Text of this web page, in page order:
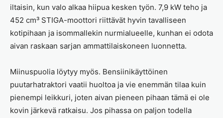
iltaisin, kun valo alkaa hiipua kesken työn. 7,9 kW teho ja
452 cm³ STIGA-moottori riittävät hyvin tavalliseen
kotipihaan ja isommallekin nurmialueelle, kunhan ei odota
aivan raskaan sarjan ammattilaiskoneen luonnetta.
Miinuspuolia löytyy myös. Bensiinikäyttöinen
puutarhatraktori vaatii huoltoa ja vie enemmän tilaa kuin
pienempi leikkuri, joten aivan pieneen pihaan tämä ei ole
kovin järkevä ratkaisu. Jos pihassa on paljon todella